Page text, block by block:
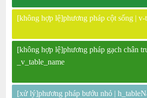
[không hợp lệ]phương pháp cột sống | v-
[không hợp lệ]phương pháp gạch chân
_v_table_name
[xử lý]phương pháp bướu nhỏ |